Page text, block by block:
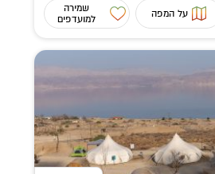
על המפה
שמירה
למועדפים